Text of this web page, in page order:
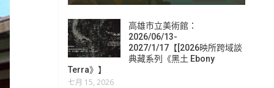
高雄市立美術館：
2026/06/13-
2027/1/17【[2026映所跨域談
典藏系列《黑土 Ebony
Terra》】
七月 15, 2026